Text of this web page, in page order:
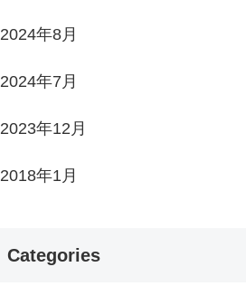
2024年8月
2024年7月
2023年12月
2018年1月
Categories